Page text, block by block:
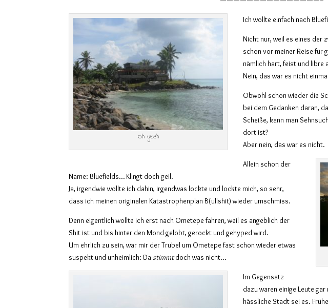
Oh yeah
Ich wollte einfach nach
Nicht nur, weil es eines der
schon vor meiner Reise für
nämlich hart, feist und libre
Nein, das war es nicht
Obwohl schon wieder die
bei dem Gedanken daran,
Scheiße, kann man
dort ist?
Aber nein, das war es nicht.
Allein schon der
Name: Bluefields… Klingt doch geil.
Ja, irgendwie wollte ich dahin, irgendwas lockte und lockte mich, so sehr,
dass ich meinen originalen Katastrophenplan B(ullshit) wieder umschmiss.
Denn eigentlich wollte ich erst nach Ometepe fahren, weil es angeblich der
Shit ist und bis hinter den Mond gelobt, gerockt und gehyped wird.
Um ehrlich zu sein, war mir der Trubel um Ometepe fast schon wieder etwas
suspekt und unheimlich: Da stimmtdoch was nicht…
Im Gegensatz
dazu waren einige Leute
hässliche Stadt sei es.